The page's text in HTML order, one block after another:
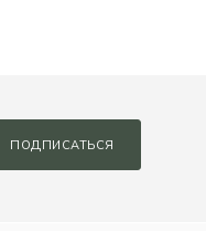
ПОДПИСАТЬСЯ